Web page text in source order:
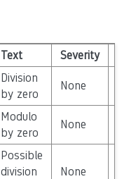
Text Severity
Division
by zero
None
Modulo
by zero
None
Possible
division
None